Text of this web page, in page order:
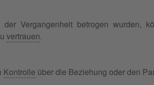
Vergangenheit betrogen wurden,
vertrauen.
Kontrolle über die Beziehung oder den